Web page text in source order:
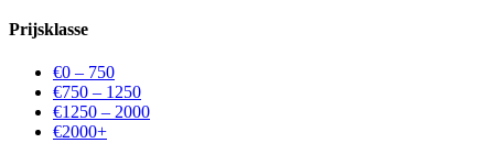
Prijsklasse
€0 – 750
€750 – 1250
€1250 – 2000
€2000+